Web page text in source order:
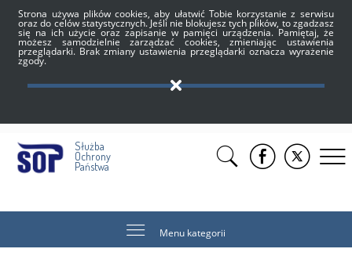
Strona używa plików cookies, aby ułatwić Tobie korzystanie z serwisu
oraz do celów statystycznych. Jeśli nie blokujesz tych plików, to zgadzasz
się na ich użycie oraz zapisanie w pamięci urządzenia. Pamiętaj, że
możesz samodzielnie zarządzać cookies, zmieniając ustawienia
przeglądarki. Brak zmiany ustawienia przeglądarki oznacza wyrażenie
zgody.
Służba
Ochrony
Państwa
Menu kategorii